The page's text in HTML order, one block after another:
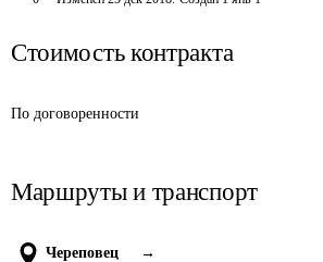
Стоимость контракта
По договоренности
Маршруты и транспорт
Череповец →